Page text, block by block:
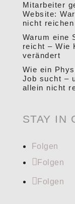
Mitarbeiter
Website:
nicht reichen
Warum eine
reicht – Wie
verändert
Wie ein
Job sucht –
allein nicht
STAY IN
Folgen
Folgen
Folgen